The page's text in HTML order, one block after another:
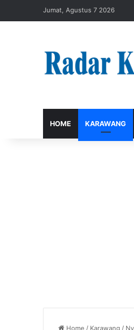
Jumat, Agustus 7 2026
HOME KARAWANG
Home / Karawang /